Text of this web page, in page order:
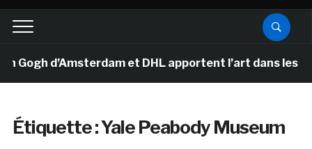
d’Amsterdam et DHL apportent l’art dans les
Étiquette :Yale Peabody Museum